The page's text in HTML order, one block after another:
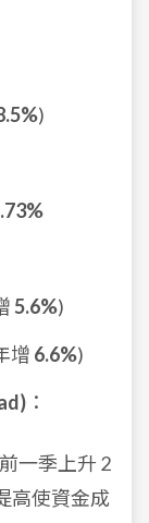
)
5.6%)
增 6.6%)
：
一季上升 2
高使資金成